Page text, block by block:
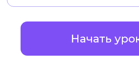
клиентаоформлен стильно
приводят вамновых клиентов